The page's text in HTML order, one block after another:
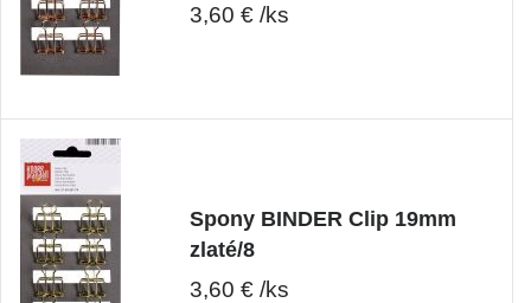
3,60 € /ks
Spony BINDER Clip 19mm
zlaté/8
3,60 € /ks